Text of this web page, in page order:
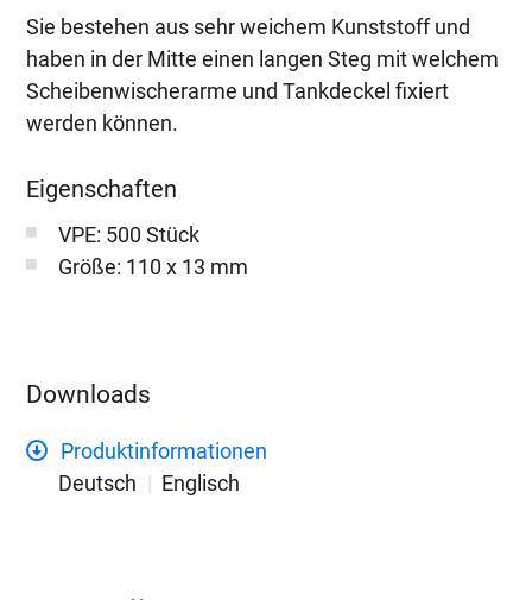
Sie bestehen aus sehr weichem Kunststoff und
haben in der Mitte einen langen Steg mit welchem
Scheibenwischerarme und Tankdeckel fixiert
werden können.
Eigenschaften
VPE: 500 Stück
Größe: 110 x 13 mm
Downloads
Produktinformationen
Deutsch
Englisch